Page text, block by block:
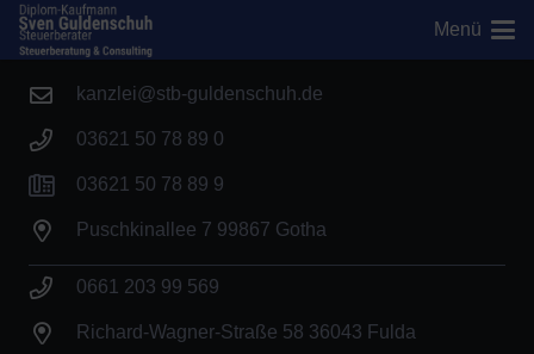
Menü
Kontakt
kanzlei@stb-guldenschuh.de
03621 50 78 89 0
03621 50 78 89 9
Puschkinallee 7 99867 Gotha
0661 203 99 569
Richard-Wagner-Straße 58 36043 Fulda